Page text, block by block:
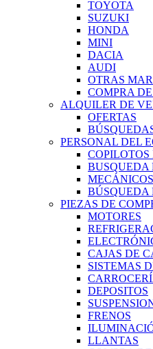
TOYOTA
SUZUKI
HONDA
MINI
DACIA
AUDI
OTRAS
COMPRA
ALQUILER DE
OFERTAS
PERSONAL DEL
COPILOTOS
BUSQUEDA
BÚSQUEDA
PIEZAS DE
MOTORES
CAJAS DE
SISTEMAS
DEPOSITOS
FRENOS
LLANTAS